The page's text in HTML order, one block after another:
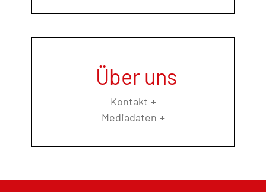
Über uns
Kontakt
Mediadaten